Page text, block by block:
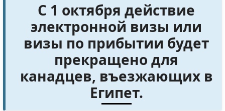
С 1 октября действие
электронной визы или
визы по прибытии будет
прекращено для
канадцев, въезжающих в
Египет.